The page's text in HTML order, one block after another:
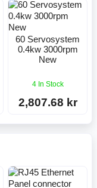
60 Servosystem
0.4kw 3000rpm
New
4 In Stock
2,807.68 kr